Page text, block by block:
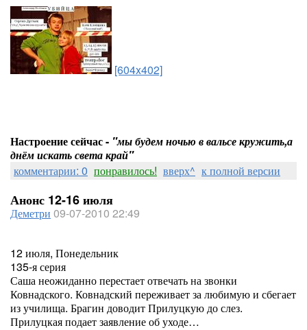
[604x402]
Настроение сейчас - "мы будем ночью в вальсе кружить,а
днём искать света край"
комментарии: 0 понравилось! вверх^ к полной версии
Анонс 12-16 июля
Деметри 09-07-2010 22:49
12 июля, Понедельник
135-я серия
Саша неожиданно перестает отвечать на звонки
Ковнадского. Ковнадский переживает за любимую и сбегает
из училища. Брагин доводит Прилуцкую до слез.
Прилуцкая подает заявление об уходе…